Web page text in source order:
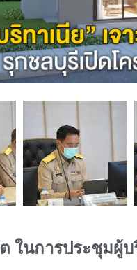
ในการประชุมผู้